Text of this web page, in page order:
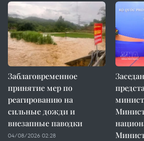
Заблаговременное
принятие мер по
реагированию на
сильные дожди и
внезапные паводки
04/08/2026 02:28